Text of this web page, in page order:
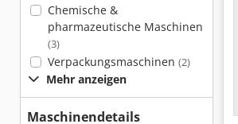
Chemische &
pharmazeutische Maschinen
(3)
Verpackungsmaschinen (2)
Mehr anzeigen
Maschinendetails